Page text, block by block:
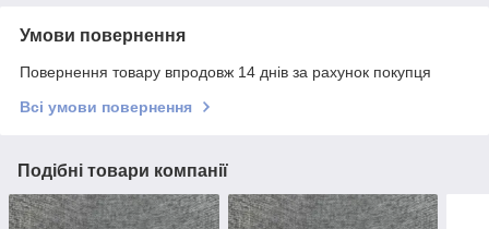
Умови повернення
Повернення товару впродовж 14 днів за рахунок покупця
Всі умови повернення
Подібні товари компанії